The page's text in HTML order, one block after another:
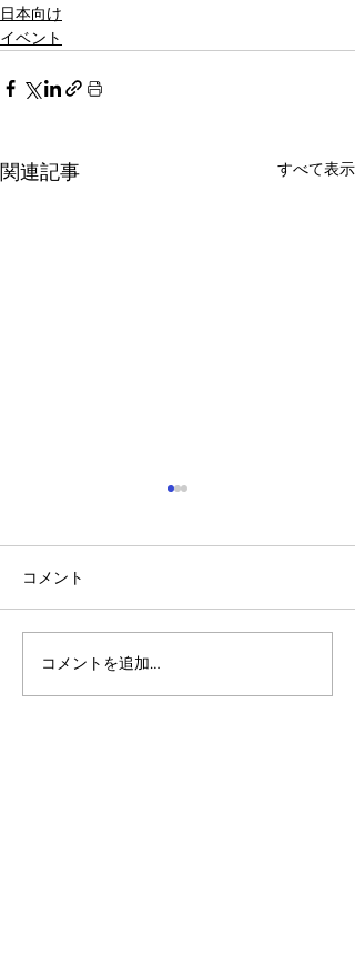
日本向け
イベント
関連記事 すべて表示
アルゴランドのポスト量
子暗号（PQC）ロードマ
コメント
コメントを追加…